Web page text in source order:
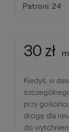
Patroni: 24
30 zł
Kiedyś, w
przy
drogę dla
do